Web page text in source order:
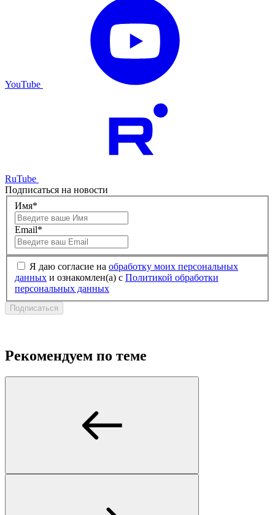
YouTube
RuTube
Подписаться на новости
Имя*
Email*
Я даю согласие на обработку моих персональных
данных и ознакомлен(а) с Политикой обработки
персональных данных
Подписаться
Рекомендуем по теме